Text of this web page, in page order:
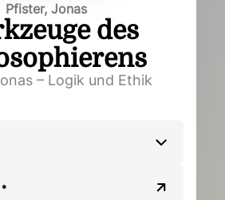
Pfister, Jonas
des
– Logik und Ethik
*